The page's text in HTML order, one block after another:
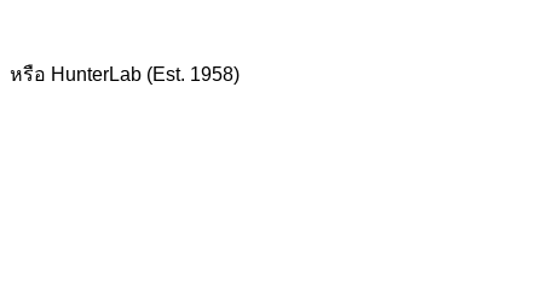
หรือ HunterLab (Est. 1958)